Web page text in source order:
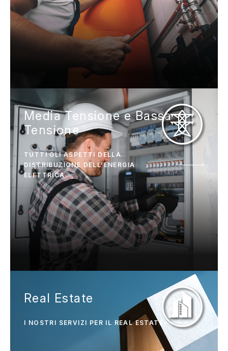
Media Tensione e Bassa
Tensione
TUTTI GLI ASPETTI DELLA
DISTRIBUZIONE DELL’ENERGIA
ELETTRICA
Real Estate
I NOSTRI SERVIZI PER IL REAL ESTATE